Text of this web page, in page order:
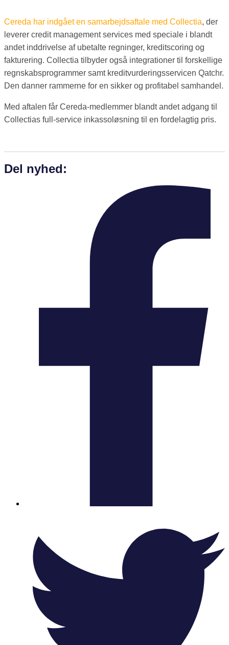
Cereda har indgået en samarbejdsaftale med Collectia, der
leverer credit management services med speciale i blandt
andet inddrivelse af ubetalte regninger, kreditscoring og
fakturering. Collectia tilbyder også integrationer til forskellige
regnskabsprogrammer samt kreditvurderingsservicen Qatchr.
Den danner rammerne for en sikker og profitabel samhandel.
Med aftalen får Cereda-medlemmer blandt andet adgang til
Collectias full-service inkassoløsning til en fordelagtig pris.
Del nyhed: